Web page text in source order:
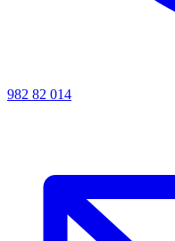
982 82 014